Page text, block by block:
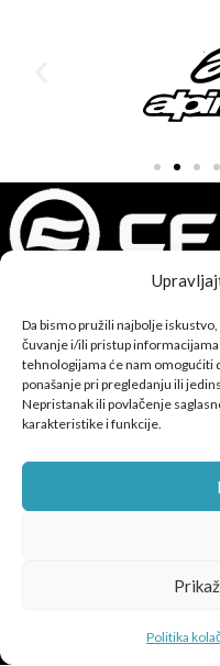
Da bismo pružili najbolje
čuvanje i/ili pristup informacijama
tehnologijama će nam omogućiti
ponašanje pri pregledanju ili
Nepristanak ili povlačenje
karakteristike i funkcije.
Politika
CFMOTO proizvodi
savršene performanse,
svakoj vožnji.